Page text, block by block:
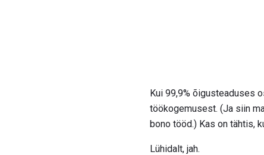
Kui 99,9% õigusteaduses
töökogemusest. (Ja siin
bono tööd.) Kas on tähtis,
Lühidalt, jah.